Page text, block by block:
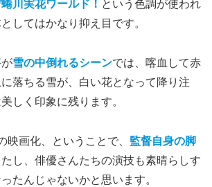
川実花ワールド！ という色調が使われ
してはかなり抑え目です。
雪の中倒れるシーンでは、喀血して赤
落ちる雪が、白い花となって降り注
しく印象に残ります。
映画化、ということで、 監督自身の脚
し、俳優さんたちの演技も素晴らしす
たんじゃないかと思います。